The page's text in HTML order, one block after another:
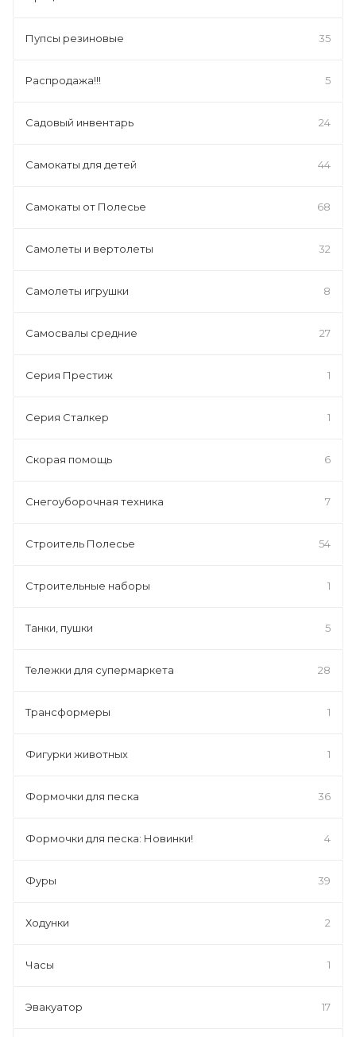
Пупсы резиновые 35
Распродажа!!! 5
Садовый инвентарь 24
Самокаты для детей 44
Самокаты от Полесье 68
Самолеты и вертолеты 32
Самолеты игрушки 8
Самосвалы средние 27
Серия Престиж 1
Серия Сталкер 1
Скорая помощь 6
Снегоуборочная техника 7
Строитель Полесье 54
Строительные наборы 1
Танки, пушки 5
Тележки для супермаркета 28
Трансформеры 1
Фигурки животных 1
Формочки для песка 36
Формочки для песка: Новинки! 4
Фуры 39
Ходунки 2
Часы 1
Эвакуатор 17